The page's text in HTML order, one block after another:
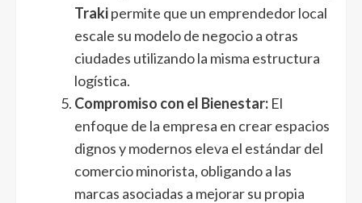
Trakipermite que un emprendedor local
escale su modelo de negocio a otras
ciudades utilizando la misma estructura
logística.
Compromiso con el Bienestar: El
enfoque de la empresa en crear espacios
dignos y modernos eleva el estándar del
comercio minorista, obligando a las
marcas asociadas a mejorar su propia